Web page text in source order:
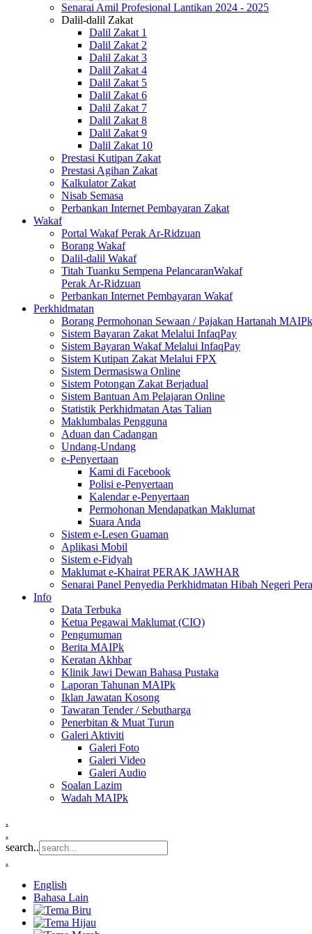
Senarai Amil Profesional Lantikan 2024 - 2025
Dalil-dalil Zakat
Dalil Zakat 1
Dalil Zakat 2
Dalil Zakat 3
Dalil Zakat 4
Dalil Zakat 5
Dalil Zakat 6
Dalil Zakat 7
Dalil Zakat 8
Dalil Zakat 9
Dalil Zakat 10
Prestasi Kutipan Zakat
Prestasi Agihan Zakat
Kalkulator Zakat
Nisab Semasa
Perbankan Internet Pembayaran Zakat
Wakaf
Portal Wakaf Perak Ar-Ridzuan
Borang Wakaf
Dalil-dalil Wakaf
Titah Tuanku Sempena PelancaranWakaf
Perak Ar-Ridzuan
Perbankan Internet Pembayaran Wakaf
Perkhidmatan
Borang Permohonan Sewaan / Pajakan Hartanah MAIPk
Sistem Bayaran Zakat Melalui InfaqPay
Sistem Bayaran Wakaf Melalui InfaqPay
Sistem Kutipan Zakat Melalui FPX
Sistem Dermasiswa Online
Sistem Potongan Zakat Berjadual
Sistem Bantuan Am Pelajaran Online
Statistik Perkhidmatan Atas Talian
Maklumbalas Pengguna
Aduan dan Cadangan
Undang-Undang
e-Penyertaan
Kami di Facebook
Polisi e-Penyertaan
Kalendar e-Penyertaan
Permohonan Mendapatkan Maklumat
Suara Anda
Sistem e-Lesen Guaman
Aplikasi Mobil
Sistem e-Fidyah
Maklumat e-Khairat PERAK JAWHAR
Senarai Panel Penyedia Perkhidmatan Hibah Negeri
Info
Data Terbuka
Ketua Pegawai Maklumat (CIO)
Pengumuman
Berita MAIPk
Keratan Akhbar
Klinik Jawi Dewan Bahasa Pustaka
Laporan Tahunan MAIPk
Iklan Jawatan Kosong
Tawaran Tender / Sebutharga
Penerbitan & Muat Turun
Galeri Aktiviti
Galeri Foto
Galeri Video
Galeri Audio
Soalan Lazim
Wadah MAIPk
.
.
search..
.
English
Bahasa Lain